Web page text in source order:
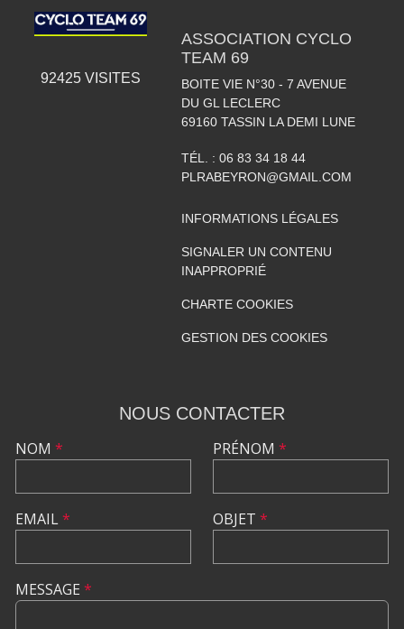
92425VISITES
ASSOCIATION CYCLO
TEAM 69
BOITE VIE N°30 - 7 AVENUE
DU GL LECLERC
69160 TASSIN LA DEMI LUNE
TÉL. : 06 83 34 18 44
PLRABEYRON@GMAIL.COM
INFORMATIONS LÉGALES
SIGNALER UN CONTENU
INAPPROPRIÉ
CHARTE COOKIES
GESTION DES COOKIES
NOUS CONTACTER
NOM *
EMAIL*
PRÉNOM *
OBJET *
MESSAGE *